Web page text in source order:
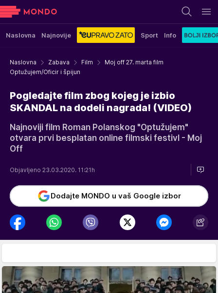
Naslovna Najnovije Sport Info
Naslovna Zabava Film
Moj off 27. marta film
Optužujem/Oficir i špijun
Pogledajte film zbog kojeg je izbio
SKANDAL na dodeli nagrada! (VIDEO)
Najnoviji film Roman Polanskog "Optužujem"
otvara prvi besplatan online filmski festivl - Moj
Off
Objavljeno 23.03.2020. 11:21h
Dodajte MONDO u vaš Google izbor